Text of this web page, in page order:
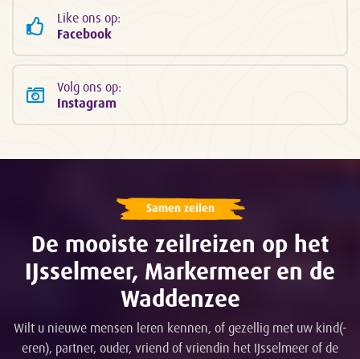
Like ons op:
Facebook
Volg ons op:
Instagram
Samen zeilen
De mooiste zeilreizen op het
IJsselmeer, Markermeer en de
Waddenzee
Wilt u nieuwe mensen leren kennen, of gezellig met uw kind(-
eren), partner, ouder, vriend of vriendin het IJsselmeer of de